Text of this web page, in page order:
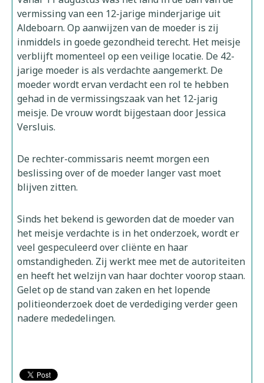
vermissing van een 12-jarige minderjarige uit
Aldeboarn. Op aanwijzen van de moeder is zij
inmiddels in goede gezondheid terecht. Het meisje
verblijft momenteel op een veilige locatie. De 42-
jarige moeder is als verdachte aangemerkt. De
moeder wordt ervan verdacht een rol te hebben
gehad in de vermissingszaak van het 12-jarig
meisje. De vrouw wordt bijgestaan door Jessica
Versluis.
De rechter-commissaris neemt morgen een
beslissing over of de moeder langer vast moet
blijven zitten.
Sinds het bekend is geworden dat de moeder van
het meisje verdachte is in het onderzoek, wordt er
veel gespeculeerd over cliënte en haar
omstandigheden. Zij werkt mee met de autoriteiten
en heeft het welzijn van haar dochter voorop staan.
Gelet op de stand van zaken en het lopende
politieonderzoek doet de verdediging verder geen
nadere mededelingen.